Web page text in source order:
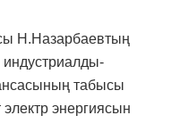
Н.Назарбаевтың
индустриалды-
табысы
энергиясын